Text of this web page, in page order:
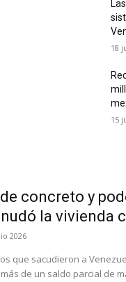
18
15
concreto y
la vivienda
2026
que sacudieron a
de un saldo parcial de